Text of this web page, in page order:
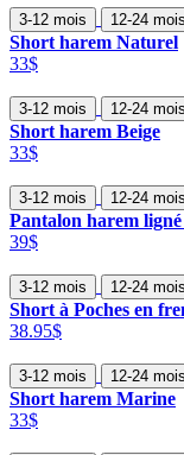
3-12 mois 12-24 mois
Short harem Naturel
33$
3-12 mois 12-24 mois
Short harem Beige
33$
3-12 mois 12-24 mois
Pantalon harem
39$
3-12 mois 12-24 mois
Short à Poches en
38.95$
3-12 mois 12-24 mois
Short harem Marine
33$